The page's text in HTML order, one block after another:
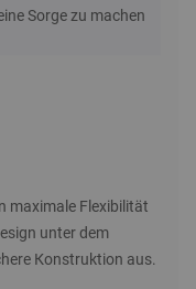
Sorge zu machen
maximale Flexibilität
unter dem
Konstruktion aus.